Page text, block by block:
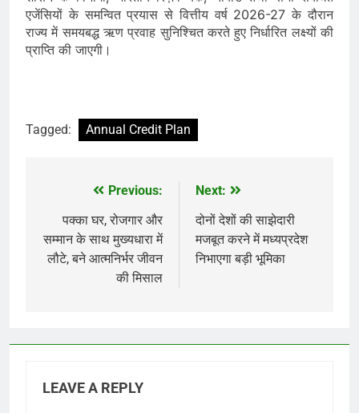
एजेंसियों के समन्वित प्रयास से वित्तीय वर्ष 2026-27 के दौरान
राज्य में समयबद्ध ऋण प्रवाह सुनिश्चित करते हुए निर्धारित लक्ष्यों की
प्राप्ति की जाएगी।
Tagged: Annual Credit Plan
navigation
Previous:
पक्का घर, रोजगार और
सम्मान के साथ मुख्यधारा में
लौटे, बने आत्मनिर्भर जीवन
की मिसाल
Next:
दोनों देशों की साझेदारी
मजबूत करने में मध्यप्रदेश
निभाएगा बड़ी भूमिका
LEAVE A REPLY